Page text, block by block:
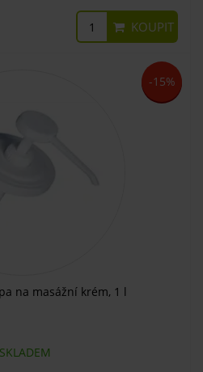
KOUPIT
-15%
na masážní krém, 1 l
SKLADEM